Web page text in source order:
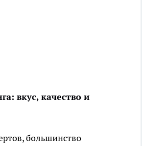
вкус, качество и
большинство